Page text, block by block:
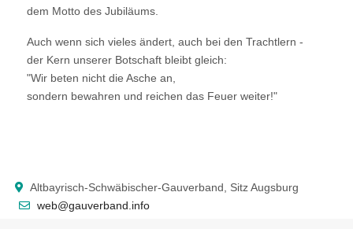
dem Motto des Jubiläums.
Auch wenn sich vieles ändert, auch bei den Trachtlern -
der Kern unserer Botschaft bleibt gleich:
"Wir beten nicht die Asche an,
sondern bewahren und reichen das Feuer weiter!"
Altbayrisch-Schwäbischer-Gauverband, Sitz Augsburg
web@gauverband.info